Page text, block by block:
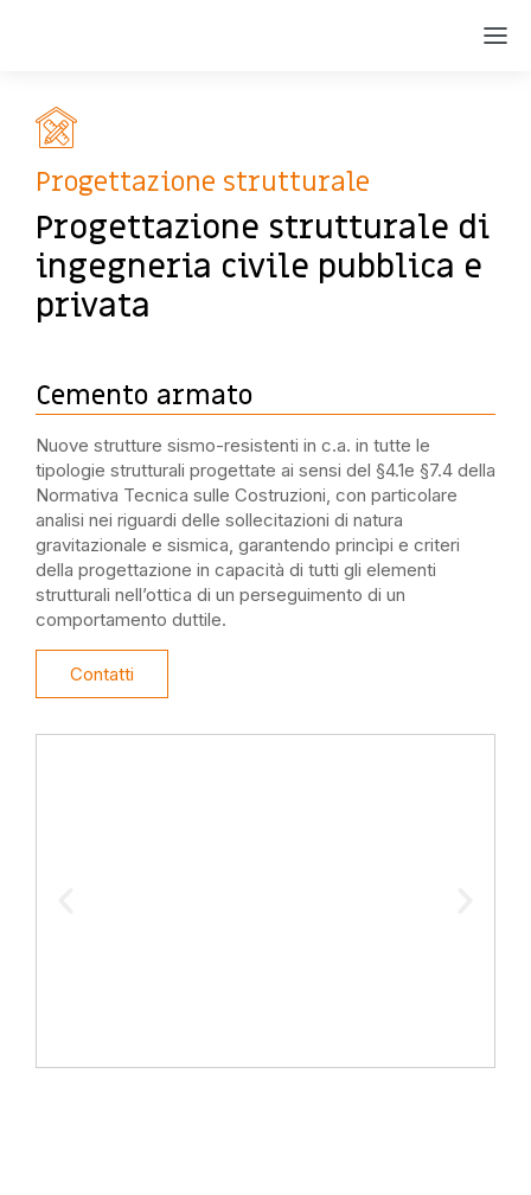
Progettazione strutturale
Progettazione strutturale di
ingegneria civile pubblica e
privata
Cemento armato
Nuove strutture sismo-resistenti in c.a. in tutte le
tipologie strutturali progettate ai sensi del §4.1e §7.4 della
Normativa Tecnica sulle Costruzioni, con particolare
analisi nei riguardi delle sollecitazioni di natura
gravitazionale e sismica, garantendo princìpi e criteri
della progettazione in capacità di tutti gli elementi
strutturali nell’ottica di un perseguimento di un
comportamento duttile.
Contatti